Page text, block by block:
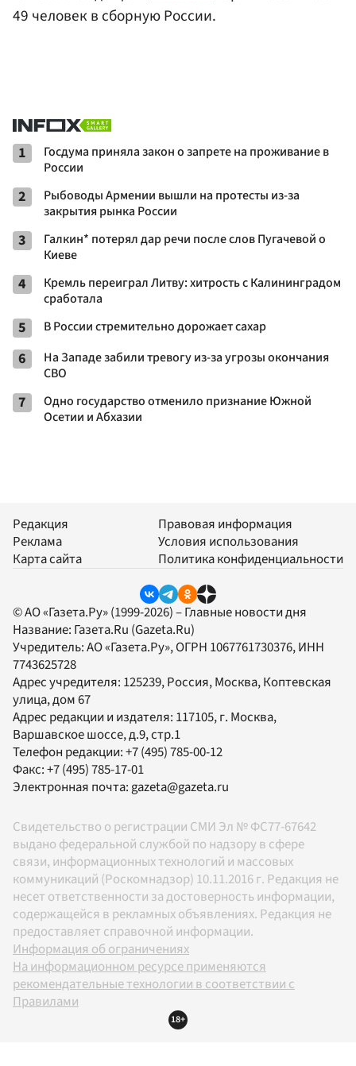
49 человек в сборную России.
1
Госдума приняла закон о запрете на проживание в
России
2
Рыбоводы Армении вышли на протесты из-за
закрытия рынка России
3
Галкин* потерял дар речи после слов Пугачевой о
Киеве
4
Кремль переиграл Литву: хитрость с Калининградом
сработала
5 В России стремительно дорожает сахар
6
На Западе забили тревогу из-за угрозы окончания
СВО
7
Одно государство отменило признание Южной
Осетии и Абхазии
Редакция
Реклама
Карта сайта
Правовая информация
Условия использования
Политика конфиденциальности
© АО «Газета.Ру» (1999-2026) – Главные новости дня
Название: Газета.Ru (Gazeta.Ru)
Учредитель:АО «Газета.Ру», ОГРН 1067761730376, ИНН
7743625728
Адрес учредителя: 125239, Россия, Москва, Коптевская
улица, дом 67
Адрес редакции и издателя: 117105, г. Москва,
Варшавское шоссе, д.9, стр.1
Телефон редакции:+7 (495) 785-00-12
Факс:+7 (495) 785-17-01
Электронная почта: gazeta@gazeta.ru
Свидетельство о регистрации СМИ Эл № ФС77-67642
выдано федеральной службой по надзору в сфере
связи, информационных технологий и массовых
коммуникаций (Роскомнадзор) 10.11.2016 г. Редакция не
несет ответственности за достоверность информации,
содержащейся в рекламных объявлениях. Редакция не
предоставляет справочной информации.
Информация об ограничениях
На информационном ресурсе применяются
рекомендательные технологии в соответствии с
Правилами
18+